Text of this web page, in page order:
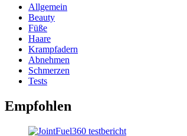
Allgemein
Beauty
Füße
Haare
Krampfadern
Abnehmen
Schmerzen
Tests
Empfohlen